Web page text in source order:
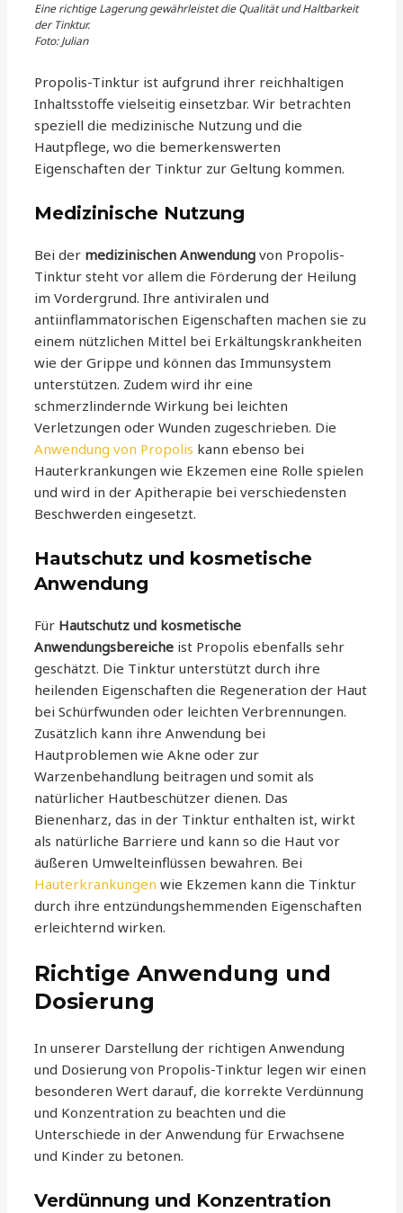
Eine richtige Lagerung gewährleistet die Qualität und Haltbarkeit
der Tinktur.
Foto: Julian
Propolis-Tinktur ist aufgrund ihrer reichhaltigen
Inhaltsstoffe vielseitig einsetzbar. Wir betrachten
speziell die medizinische Nutzung und die
Hautpflege, wo die bemerkenswerten
Eigenschaften der Tinktur zur Geltung kommen.
Medizinische Nutzung
Bei der medizinischen Anwendung von Propolis-
Tinktur steht vor allem die Förderung der Heilung
im Vordergrund. Ihre antiviralen und
antiinflammatorischen Eigenschaften machen sie zu
einem nützlichen Mittel bei Erkältungskrankheiten
wie der Grippe und können das Immunsystem
unterstützen. Zudem wird ihr eine
schmerzlindernde Wirkung bei leichten
Verletzungen oder Wunden zugeschrieben. Die
Anwendung von Propolis kann ebenso bei
Hauterkrankungen wie Ekzemen eine Rolle spielen
und wird in der Apitherapie bei verschiedensten
Beschwerden eingesetzt.
Hautschutz und kosmetische
Anwendung
Für Hautschutz und kosmetische
Anwendungsbereiche ist Propolis ebenfalls sehr
geschätzt. Die Tinktur unterstützt durch ihre
heilenden Eigenschaften die Regeneration der Haut
bei Schürfwunden oder leichten Verbrennungen.
Zusätzlich kann ihre Anwendung bei
Hautproblemen wie Akne oder zur
Warzenbehandlung beitragen und somit als
natürlicher Hautbeschützer dienen. Das
Bienenharz, das in der Tinktur enthalten ist, wirkt
als natürliche Barriere und kann so die Haut vor
äußeren Umwelteinflüssen bewahren. Bei
Hauterkrankungen wie Ekzemen kann die Tinktur
durch ihre entzündungshemmenden Eigenschaften
erleichternd wirken.
Richtige Anwendung und
Dosierung
In unserer Darstellung der richtigen Anwendung
und Dosierung von Propolis-Tinktur legen wir einen
besonderen Wert darauf, die korrekte Verdünnung
und Konzentration zu beachten und die
Unterschiede in der Anwendung für Erwachsene
und Kinder zu betonen.
Verdünnung und Konzentration